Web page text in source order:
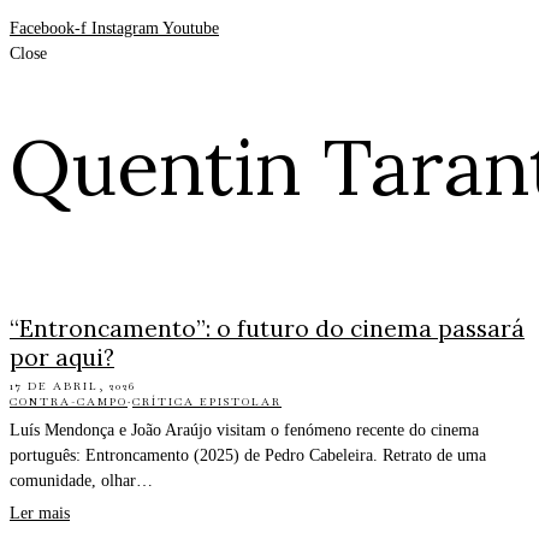
Facebook-f Instagram Youtube
Close
Quentin
“Entroncamento”: o futuro do cinema passará
por aqui?
17 DE ABRIL, 2026
CONTRA-CAMPO·CRÍTICA EPISTOLAR
Luís Mendonça e João Araújo visitam o fenómeno recente do cinema
português: Entroncamento (2025) de Pedro Cabeleira. Retrato de uma
comunidade, olhar…
Ler mais